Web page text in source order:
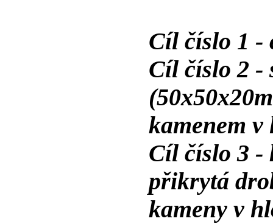
Cíl číslo 1 -
Cíl číslo 2 -
kamenem v
Cíl číslo 3 -
přikrytá
kameny v